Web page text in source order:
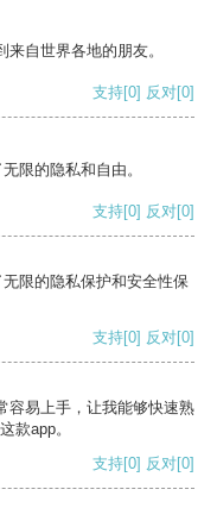
自世界各地的朋友。
支持[0] 反对[0]
限的隐私和自由。
支持[0] 反对[0]
限的隐私保护和安全性保
支持[0] 反对[0]
容易上手，让我能够快速熟
款app。
支持[0] 反对[0]